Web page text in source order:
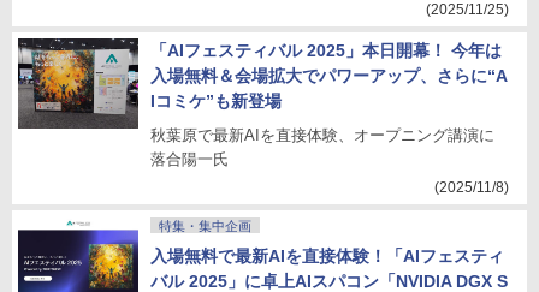
(2025/11/25)
「AIフェスティバル 2025」本日開幕！ 今年は
入場無料＆会場拡大でパワーアップ、さらに“A
Iコミケ”も新登場
秋葉原で最新AIを直接体験、オープニング講演に
落合陽一氏
(2025/11/8)
特集・集中企画
入場無料で最新AIを直接体験！「AIフェスティ
バル 2025」に卓上AIスパコン「NVIDIA DGX S